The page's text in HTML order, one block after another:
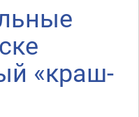
«краш-